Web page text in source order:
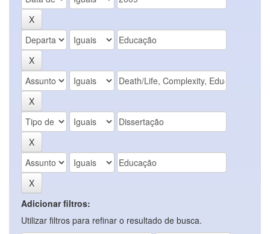
Adicionar filtros:
Utilizar filtros para refinar o resultado de busca.